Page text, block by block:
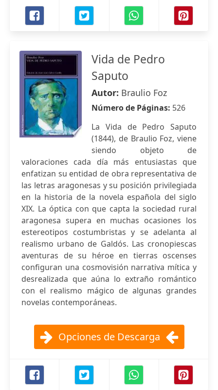
Vida de Pedro
Saputo
Autor: Braulio Foz
Número de Páginas: 526
La Vida de Pedro Saputo
(1844), de Braulio Foz, viene
siendo objeto de
valoraciones cada día más entusiastas que
enfatizan su entidad de obra representativa de
las letras aragonesas y su posición privilegiada
en la historia de la novela española del siglo
XIX. La óptica con que capta la sociedad rural
aragonesa supera en muchas ocasiones los
estereotipos costumbristas y se adelanta al
realismo urbano de Galdós. Las cronopiescas
aventuras de su héroe en tierras oscenses
configuran una cosmovisión narrativa mítica y
desrealizada que aúna lo extraño romántico
con el realismo mágico de algunas grandes
novelas contemporáneas.
Opciones de Descarga